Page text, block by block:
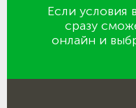
Если условия
сразу
онлайн и